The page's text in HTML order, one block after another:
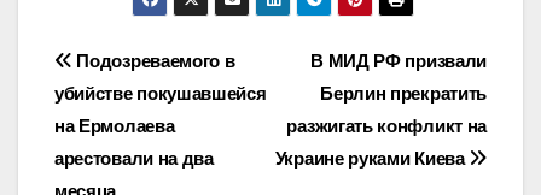
Навигация
по
записям
В МИД РФ призвали
Берлин прекратить
разжигать конфликт на
Украине руками Киева
Подозреваемого в
убийстве покушавшейся
на Ермолаева
арестовали на два